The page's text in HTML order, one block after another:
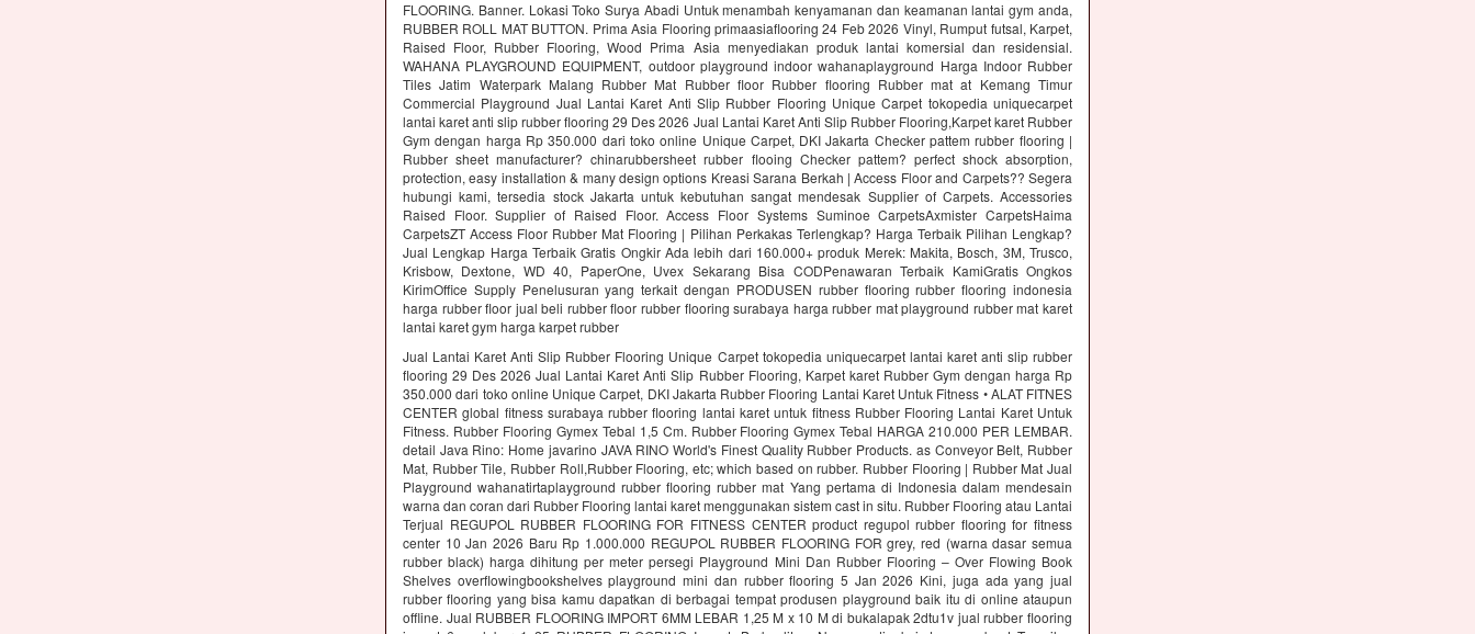
FLOORING. Banner. Lokasi Toko Surya Abadi Untuk menambah kenyamanan dan keamanan lantai gym anda,
RUBBER ROLL MAT BUTTON. Prima Asia Flooring primaasiaflooring 24 Feb 2026 Vinyl, Rumput futsal, Karpet,
Raised Floor, Rubber Flooring, Wood Prima Asia menyediakan produk lantai komersial dan residensial.
WAHANA PLAYGROUND EQUIPMENT, outdoor playground indoor wahanaplayground Harga Indoor Rubber
Tiles Jatim Waterpark Malang Rubber Mat Rubber floor Rubber flooring Rubber mat at Kemang Timur
Commercial Playground Jual Lantai Karet Anti Slip Rubber Flooring Unique Carpet tokopedia uniquecarpet
lantai karet anti slip rubber flooring 29 Des 2026 Jual Lantai Karet Anti Slip Rubber Flooring,Karpet karet Rubber
Gym dengan harga Rp 350.000 dari toko online Unique Carpet, DKI Jakarta Checker pattem rubber flooring |
Rubber sheet manufacturer? chinarubbersheet rubber flooing Checker pattem? perfect shock absorption,
protection, easy installation & many design options Kreasi Sarana Berkah | Access Floor and Carpets?? Segera
hubungi kami, tersedia stock Jakarta untuk kebutuhan sangat mendesak Supplier of Carpets. Accessories
Raised Floor. Supplier of Raised Floor. Access Floor Systems Suminoe CarpetsAxmister CarpetsHaima
CarpetsZT Access Floor Rubber Mat Flooring | Pilihan Perkakas Terlengkap? Harga Terbaik Pilihan Lengkap?
Jual Lengkap Harga Terbaik Gratis Ongkir Ada lebih dari 160.000+ produk Merek: Makita, Bosch, 3M, Trusco,
Krisbow, Dextone, WD 40, PaperOne, Uvex Sekarang Bisa CODPenawaran Terbaik KamiGratis Ongkos
KirimOffice Supply Penelusuran yang terkait dengan PRODUSEN rubber flooring rubber flooring indonesia
harga rubber floor jual beli rubber floor rubber flooring surabaya harga rubber mat playground rubber mat karet
lantai karet gym harga karpet rubber
Jual Lantai Karet Anti Slip Rubber Flooring Unique Carpet tokopedia uniquecarpet lantai karet anti slip rubber
flooring 29 Des 2026 Jual Lantai Karet Anti Slip Rubber Flooring, Karpet karet Rubber Gym dengan harga Rp
350.000 dari toko online Unique Carpet, DKI Jakarta Rubber Flooring Lantai Karet Untuk Fitness • ALAT FITNES
CENTER global fitness surabaya rubber flooring lantai karet untuk fitness Rubber Flooring Lantai Karet Untuk
Fitness. Rubber Flooring Gymex Tebal 1,5 Cm. Rubber Flooring Gymex Tebal HARGA 210.000 PER LEMBAR.
detail Java Rino: Home javarino JAVA RINO World's Finest Quality Rubber Products. as Conveyor Belt, Rubber
Mat, Rubber Tile, Rubber Roll,Rubber Flooring, etc; which based on rubber. Rubber Flooring | Rubber Mat Jual
Playground wahanatirtaplayground rubber flooring rubber mat Yang pertama di Indonesia dalam mendesain
warna dan coran dari Rubber Flooring lantai karet menggunakan sistem cast in situ. Rubber Flooring atau Lantai
Terjual REGUPOL RUBBER FLOORING FOR FITNESS CENTER product regupol rubber flooring for fitness
center 10 Jan 2026 Baru Rp 1.000.000 REGUPOL RUBBER FLOORING FOR grey, red (warna dasar semua
rubber black) harga dihitung per meter persegi Playground Mini Dan Rubber Flooring – Over Flowing Book
Shelves overflowingbookshelves playground mini dan rubber flooring 5 Jan 2026 Kini, juga ada yang jual
rubber flooring yang bisa kamu dapatkan di berbagai tempat produsen playground baik itu di online ataupun
offline. Jual RUBBER FLOORING IMPORT 6MM LEBAR 1,25 M x 10 M di bukalapak 2dtu1v jual rubber flooring